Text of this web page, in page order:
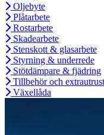
Oljebyte
Plåtarbete
Rostarbete
Skadearbete
Stenskott & glasarbete
Styrning & underrede
Stötdämpare & fjädring
Tillbehör och
Växellåda